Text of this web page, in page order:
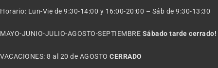
Horario: Lun-Vie de 9:30-14:00 y 16:00-20:00 – Sáb de 9:30-13:30
MAYO-JUNIO-JULIO-AGOSTO-SEPTIEMBRE Sábado tarde cerrado!
VACACIONES: 8 al 20 de AGOSTO CERRADO